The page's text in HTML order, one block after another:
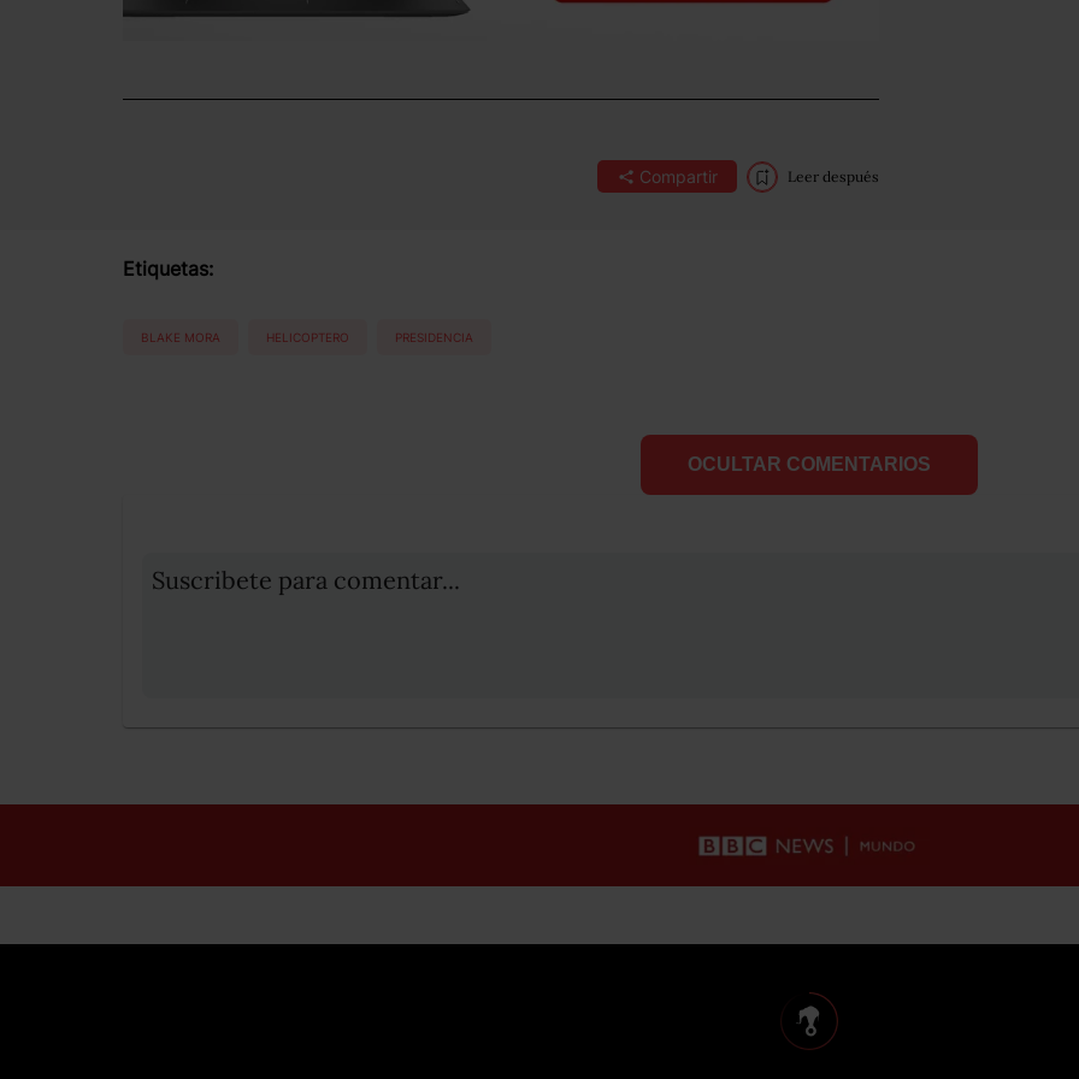
Compartir Leer después
Etiquetas:
BLAKE MORA HELICOPTERO PRESIDENCIA
OCULTAR COMENTARIOS
Suscribete para comentar...